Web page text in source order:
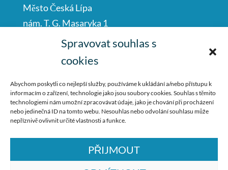
Spravovat souhlas s
cookies
Abychom poskytli co nejlepší služby, používáme k ukládání a/nebo přístupu k
informacím o zařízení, technologie jako jsou soubory cookies. Souhlas s těmito
technologiemi nám umožní zpracovávat údaje, jako je chování při procházení
nebo jedinečná ID na tomto webu. Nesouhlas nebo odvolání souhlasu může
nepříznivě ovlivnit určité vlastnosti a funkce.
PŘIJMOUT
Město Česká Lípa
nám. T. G. Masaryka 1
Česká Lípa
487 881 111
podatelna@mucl.cz